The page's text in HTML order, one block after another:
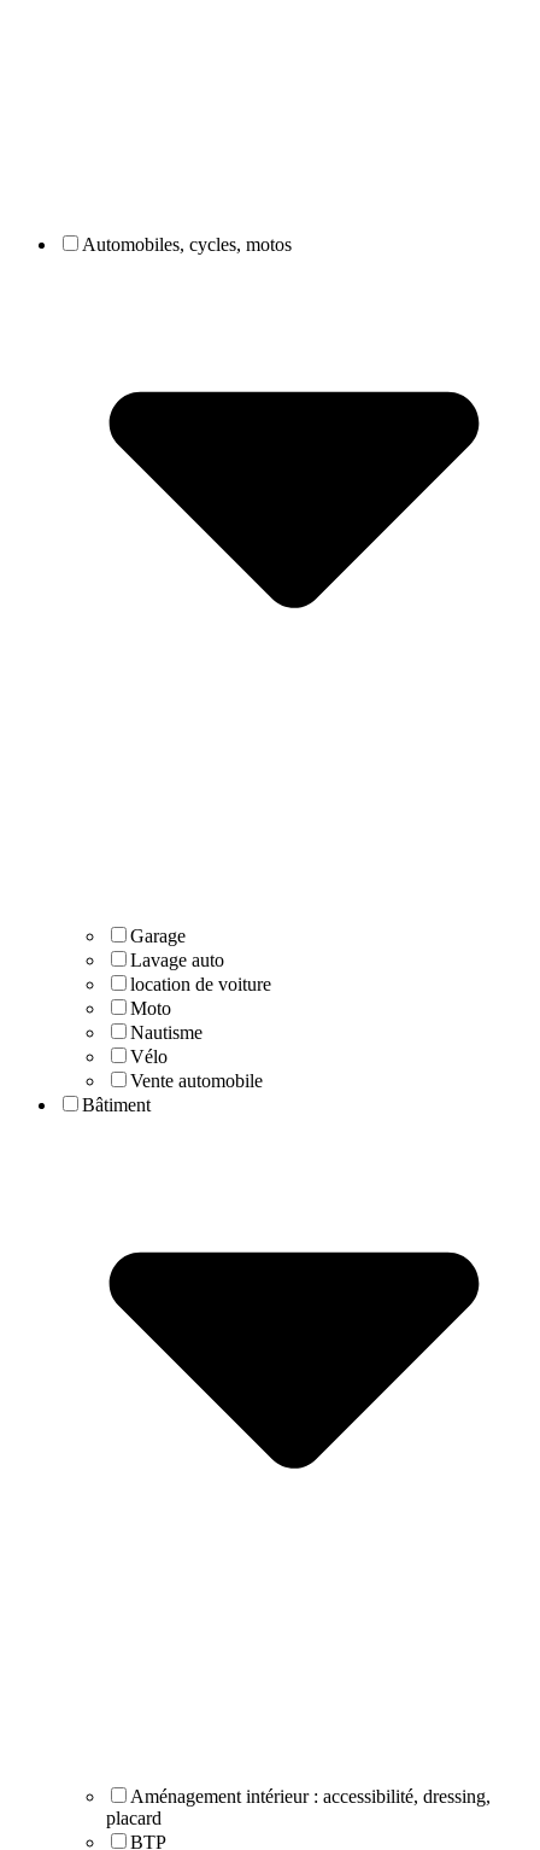
Automobiles, cycles, motos
Garage
Lavage auto
location de voiture
Moto
Nautisme
Vélo
Vente automobile
Bâtiment
Aménagement intérieur : accessibilité, dressing,
placard
BTP